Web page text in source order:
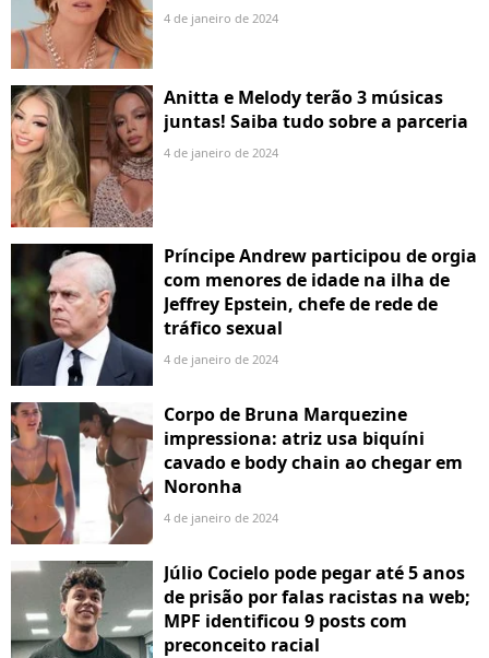
4 de janeiro de 2024
Anitta e Melody terão 3 músicas
juntas! Saiba tudo sobre a parceria
4 de janeiro de 2024
Príncipe Andrew participou de orgia
com menores de idade na ilha de
Jeffrey Epstein, chefe de rede de
tráfico sexual
4 de janeiro de 2024
Corpo de Bruna Marquezine
impressiona: atriz usa biquíni
cavado e body chain ao chegar em
Noronha
4 de janeiro de 2024
Júlio Cocielo pode pegar até 5 anos
de prisão por falas racistas na web;
MPF identificou 9 posts com
preconceito racial